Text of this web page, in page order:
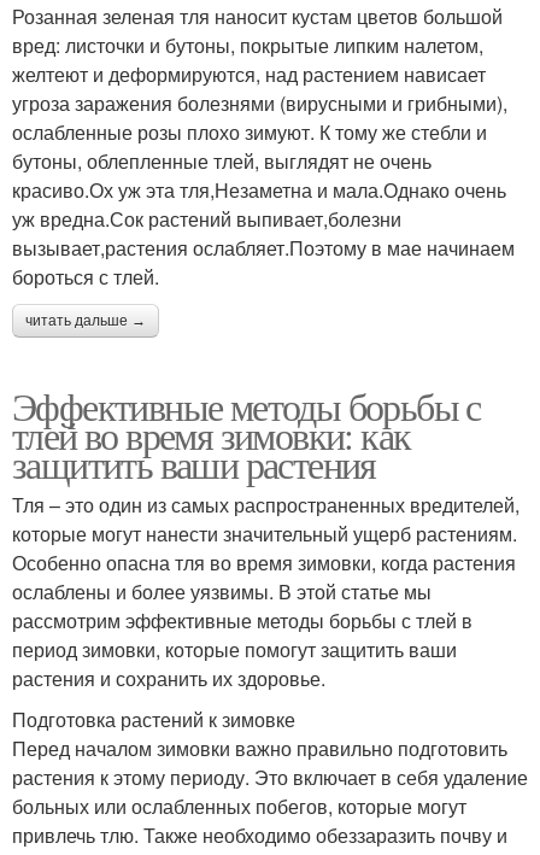
Розанная зеленая тля наносит кустам цветов большой
вред: листочки и бутоны, покрытые липким налетом,
желтеют и деформируются, над растением нависает
угроза заражения болезнями (вирусными и грибными),
ослабленные розы плохо зимуют. К тому же стебли и
бутоны, облепленные тлей, выглядят не очень
красиво.Ох уж эта тля,Незаметна и мала.Однако очень
уж вредна.Сок растений выпивает,болезни
вызывает,растения ослабляет.Поэтому в мае начинаем
бороться с тлей.
читать дальше →
Эффективные методы борьбы с
тлей во время зимовки: как
защитить ваши растения
Тля – это один из самых распространенных вредителей,
которые могут нанести значительный ущерб растениям.
Особенно опасна тля во время зимовки, когда растения
ослаблены и более уязвимы. В этой статье мы
рассмотрим эффективные методы борьбы с тлей в
период зимовки, которые помогут защитить ваши
растения и сохранить их здоровье.
Подготовка растений к зимовке
Перед началом зимовки важно правильно подготовить
растения к этому периоду. Это включает в себя удаление
больных или ослабленных побегов, которые могут
привлечь тлю. Также необходимо обеззаразить почву и